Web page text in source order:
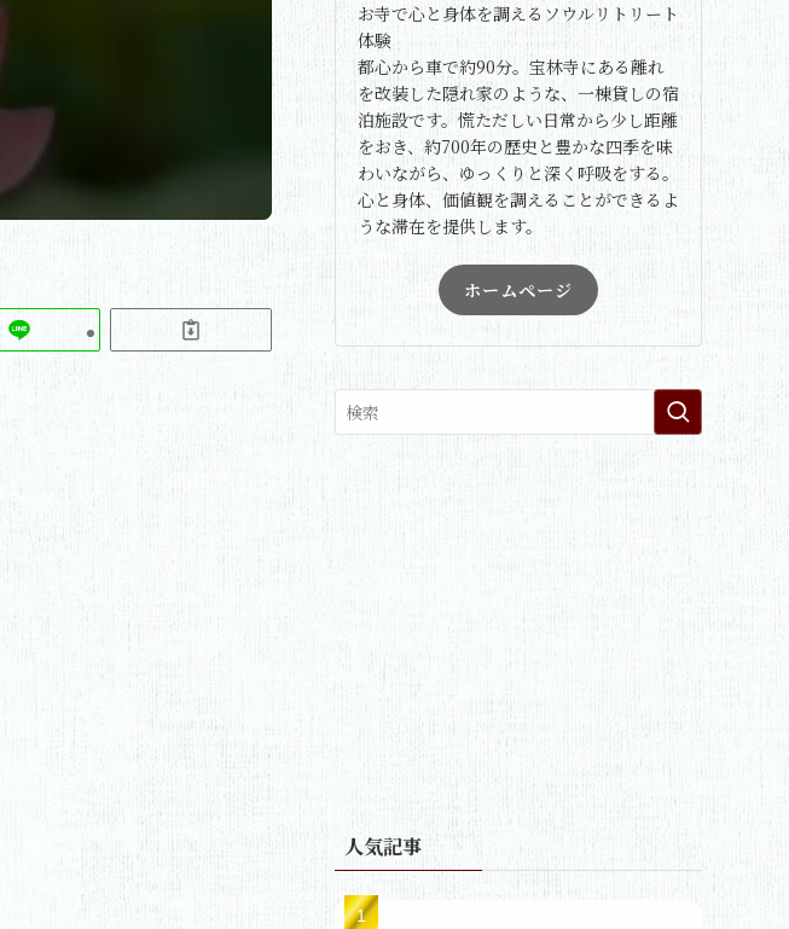
お寺で心と身体を調えるソウルリトリート
体験
都心から車で約90分。宝林寺にある離れ
を改装した隠れ家のような、一棟貸しの宿
泊施設です。慌ただしい日常から少し距離
をおき、約700年の歴史と豊かな四季を味
わいながら、ゆっくりと深く呼吸をする。
心と身体、価値観を調えることができるよ
うな滞在を提供します。
ホームページ
人気記事